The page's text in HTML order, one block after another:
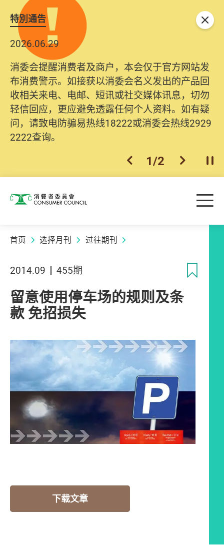
特別通告
2026.06.29
消委会提醒消费者及商户，本会仅于官方网站发
布消费警示。如接获以消委会名义发出的产品回
收相关来电、电邮、短讯或社交媒体讯息，切勿
轻信回应，更应避免透露任何个人资料。如有疑
问，请致电防骗易热线18222或消委会热线2929
2222查询。
上一个
1/2 下一个开
关闭
消费者委员会 目
首页 选择月刊 过往期刊
2014.09 455期
留意使用停车场的规则及条
款 免招损失
下载文章